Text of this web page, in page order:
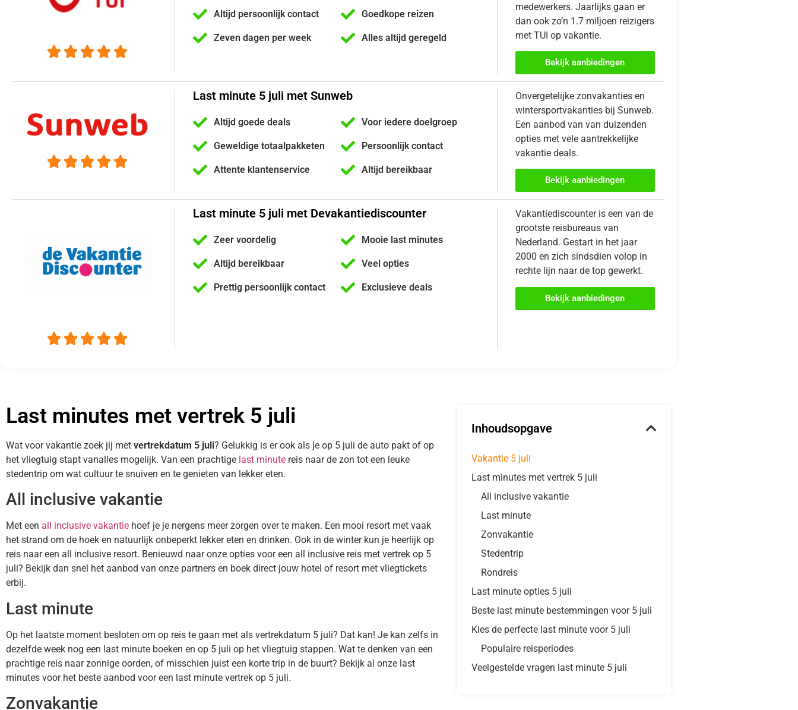
    
Altijd persoonlijk contact
Zeven dagen per week
Goedkope reizen
Alles altijd geregeld
medewerkers. Jaarlijks gaan er
dan ook zo’n 1.7 miljoen reizigers
met TUI op vakantie.
Bekijk aanbiedingen
    
Last minute 5 juli met Sunweb
Altijd goede deals
Geweldige totaalpakketen
Attente klantenservice
Voor iedere doelgroep
Persoonlijk contact
Altijd bereikbaar
Onvergetelijke zonvakanties en
wintersportvakanties bij Sunweb.
Een aanbod van van duizenden
opties met vele aantrekkelijke
vakantie deals.
Bekijk aanbiedingen
    
Last minute 5 juli met Devakantiediscounter
Zeer voordelig
Altijd bereikbaar
Prettig persoonlijk contact
Mooie last minutes
Veel opties
Exclusieve deals
Vakantiediscounter is een van de
grootste reisbureaus van
Nederland. Gestart in het jaar
2000 en zich sindsdien volop in
rechte lijn naar de top gewerkt.
Bekijk aanbiedingen
Last minutes met vertrek 5 juli
Wat voor vakantie zoek jij met vertrekdatum 5 juli? Gelukkig is er ook als je op 5 juli de auto pakt of op
het vliegtuig stapt vanalles mogelijk. Van een prachtige last minute reis naar de zon tot een leuke
stedentrip om wat cultuur te snuiven en te genieten van lekker eten.
All inclusive vakantie
Met een all inclusive vakantie hoef je je nergens meer zorgen over te maken. Een mooi resort met vaak
het strand om de hoek en natuurlijk onbeperkt lekker eten en drinken. Ook in de winter kun je heerlijk op
reis naar een all inclusive resort. Benieuwd naar onze opties voor een all inclusive reis met vertrek op 5
juli? Bekijk dan snel het aanbod van onze partners en boek direct jouw hotel of resort met vliegtickets
erbij.
Last minute
Op het laatste moment besloten om op reis te gaan met als vertrekdatum 5 juli? Dat kan! Je kan zelfs in
dezelfde week nog een last minute boeken en op 5 juli op het vliegtuig stappen. Wat te denken van een
prachtige reis naar zonnige oorden, of misschien juist een korte trip in de buurt? Bekijk al onze last
minutes voor het beste aanbod voor een last minute vertrek op 5 juli.
Zonvakantie
Inhoudsopgave
Vakantie 5 juli
Last minutes met vertrek 5 juli
All inclusive vakantie
Last minute
Zonvakantie
Stedentrip
Rondreis
Last minute opties 5 juli
Beste last minute bestemmingen voor 5 juli
Kies de perfecte last minute voor 5 juli
Populaire reisperiodes
Veelgestelde vragen last minute 5 juli